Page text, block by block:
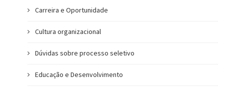
Carreira e Oportunidade
Cultura organizacional
Dúvidas sobre processo seletivo
Educação e Desenvolvimento